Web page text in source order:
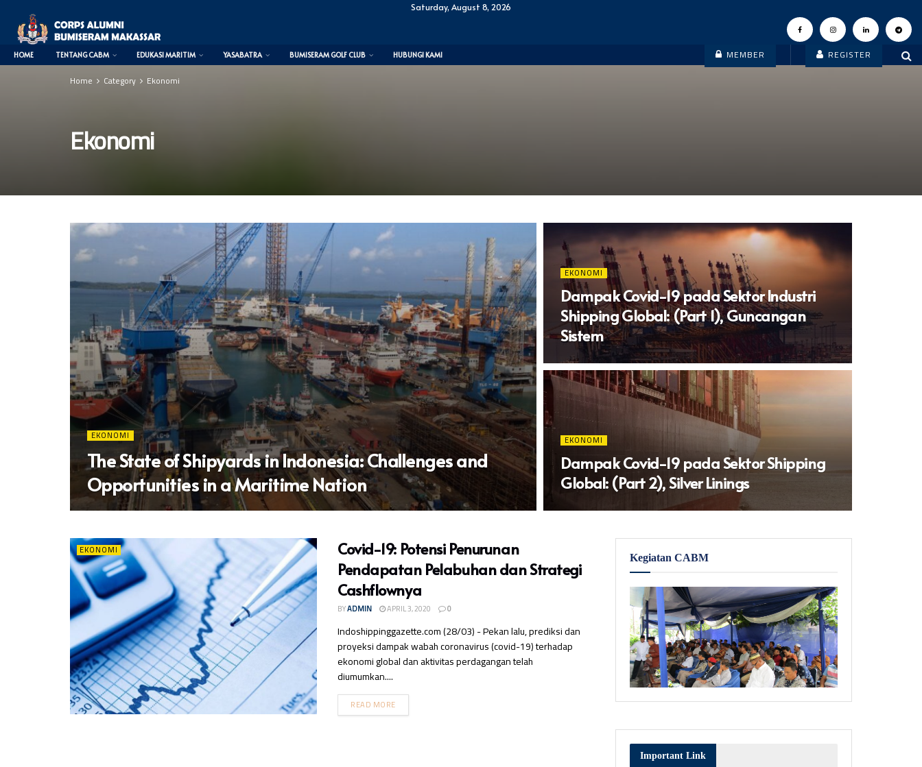
Saturday, August 8, 2026
HOME TENTANG CABM EDUKASI MARITIM YASABATRA BUMISERAM GOLF CLUB HUBUNGI KAMI MEMBER
REGISTER
Home
Category Ekonomi
Ekonomi
EKONOMI
The State of Shipyards in Indonesia: Challenges and
Opportunities in a Maritime Nation
EKONOMI
Dampak Covid-19 pada Sektor Industri
Shipping Global: (Part 1), Guncangan
Sistem
EKONOMI
Dampak Covid-19 pada Sektor Shipping
Global: (Part 2), Silver Linings
EKONOMI
Covid-19: Potensi Penurunan
Pendapatan Pelabuhan dan Strategi
Cashflownya
BYADMIN APRIL 3, 2020 0
Indoshippinggazette.com (28/03) - Pekan lalu, prediksi dan
proyeksi dampak wabah coronavirus (covid-19) terhadap
ekonomi global dan aktivitas perdagangan telah
diumumkan....
READ MORE
Kegiatan CABM
Important Link